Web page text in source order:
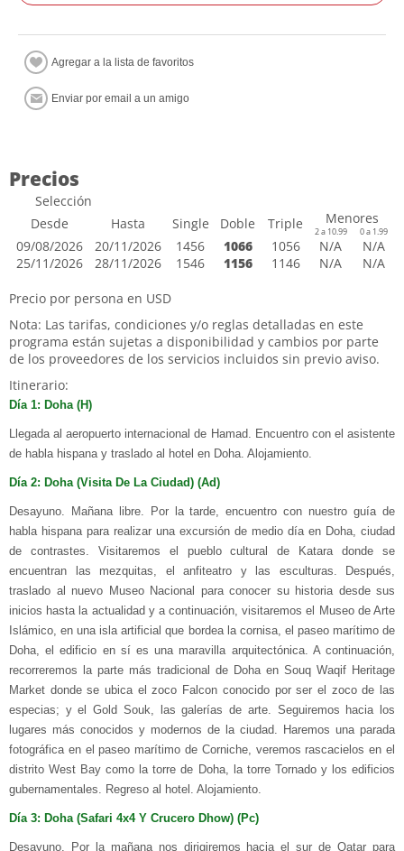
Precios
Selección
Desde
Hasta Single Doble Triple Menores
2 a 10.99 0 a 1.99
09/08/2026 20/11/2026 1456 1066 1056 N/A
N/A
25/11/2026
28/11/2026 1546 1156 1146 N/A N/A
Precio por persona en USD
Nota: Las tarifas, condiciones y/o reglas detalladas en este
programa están sujetas a disponibilidad y cambios por parte
de los proveedores de los servicios incluidos sin previo aviso.
Itinerario:
Día 1: Doha (H)
Llegada al aeropuerto internacional de Hamad. Encuentro con el asistente
de habla hispana y traslado al hotel en Doha. Alojamiento.
Día 2: Doha (Visita De La Ciudad) (Ad)
Desayuno. Mañana libre. Por la tarde, encuentro con nuestro guía de
habla hispana para realizar una excursión de medio día en Doha, ciudad
de contrastes. Visitaremos el pueblo cultural de Katara donde se
encuentran las mezquitas, el anfiteatro y las esculturas. Después,
traslado al nuevo Museo Nacional para conocer su historia desde sus
inicios hasta la actualidad y a continuación, visitaremos el Museo de Arte
Islámico, en una isla artificial que bordea la cornisa, el paseo marítimo de
Doha, el edificio en sí es una maravilla arquitectónica. A continuación,
recorreremos la parte más tradicional de Doha en Souq Waqif Heritage
Market donde se ubica el zoco Falcon conocido por ser el zoco de las
especias; y el Gold Souk, las galerías de arte. Seguiremos hacia los
lugares más conocidos y modernos de la ciudad. Haremos una parada
fotográfica en el paseo marítimo de Corniche, veremos rascacielos en el
distrito West Bay como la torre de Doha, la torre Tornado y los edificios
gubernamentales. Regreso al hotel. Alojamiento.
Día 3: Doha (Safari 4x4 Y Crucero Dhow) (Pc)
Desayuno. Por la mañana nos dirigiremos hacia el sur de Qatar para